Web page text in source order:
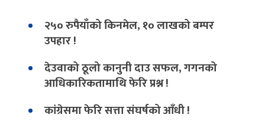
२५० रुपैयाँको किनमेल, १० लाखको बम्पर
उपहार !
देउवाको ठूलो कानुनी दाउ सफल, गगनको
आधिकारिकतामाथि फेरि प्रश्न !
कांग्रेसमा फेरि सत्ता संघर्षको आँधी !